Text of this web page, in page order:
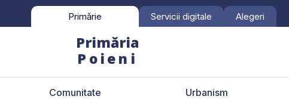
Primărie Servicii digitale Alegeri
Primăria
Poieni
Comunitate Urbanism